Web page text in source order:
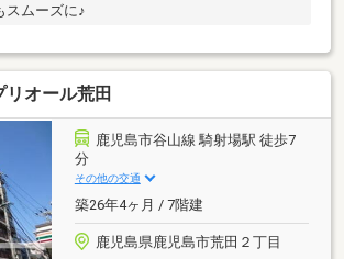
スムーズに♪
リオール荒田
鹿児島市谷山線 騎射場駅 徒歩7
分
その他の交通
築26年4ヶ月 / 7階建
鹿児島県鹿児島市荒田２丁目